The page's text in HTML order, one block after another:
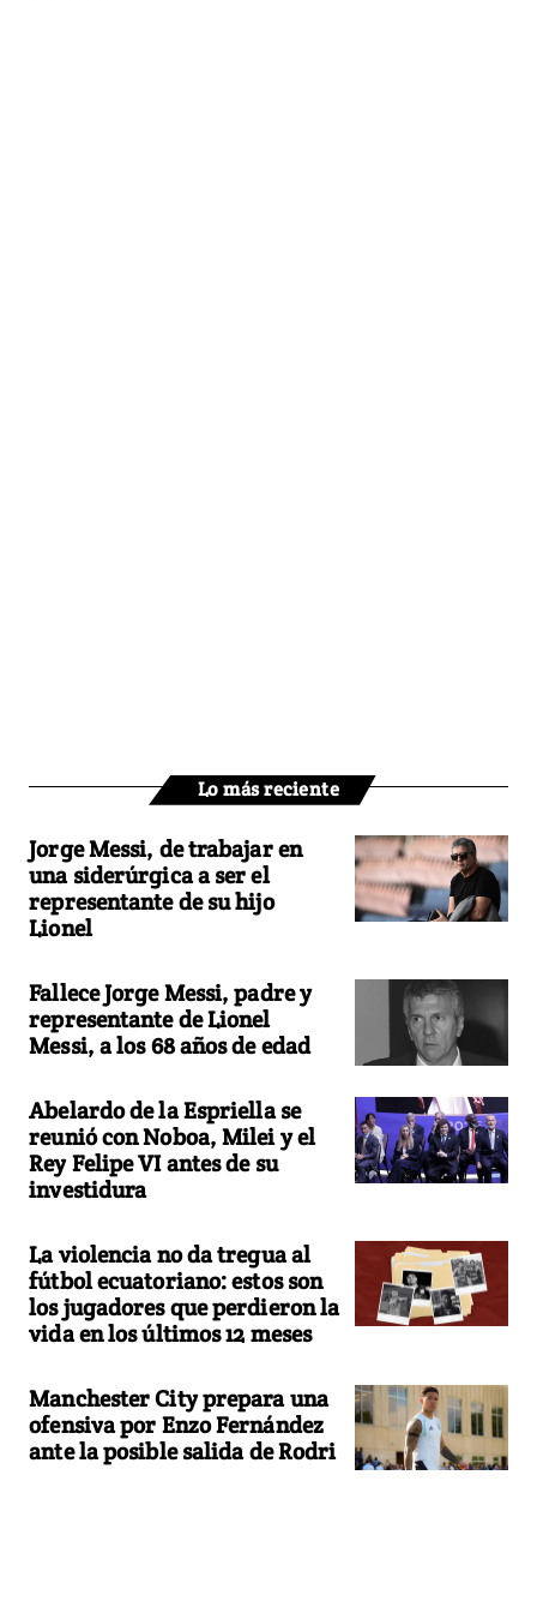
Lo más reciente
Jorge Messi, de trabajar en
una siderúrgica a ser el
representante de su hijo
Lionel
Fallece Jorge Messi, padre y
representante de Lionel
Messi, a los 68 años de edad
Abelardo de la Espriella se
reunió con Noboa, Milei y el
Rey Felipe VI antes de su
investidura
La violencia no da tregua al
fútbol ecuatoriano: estos son
los jugadores que perdieron la
vida en los últimos 12 meses
Manchester City prepara una
ofensiva por Enzo Fernández
ante la posible salida de Rodri